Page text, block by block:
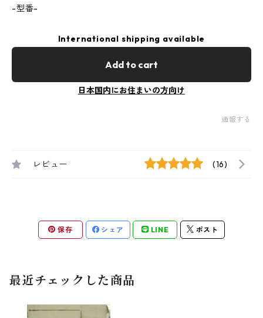
-型番-
International shipping available
Add to cart
日本国内にお住まいの方向け
通報する
レビュー (16)
保存 シェア LINE ポスト
最近チェックした商品